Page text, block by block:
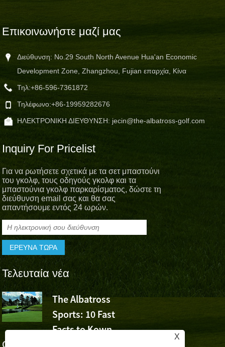
Επικοινωνήστε μαζί μας
Διεύθυνση: No.29 South North Avenue Hua'an Economic
Development Zone, Zhangzhou, Fujian επαρχία, Κίνα
Τηλ:+86-596-7361872
Τηλέφωνο:+86-19959282676
ΗΛΕΚΤΡΟΝΙΚΗ ΔΙΕΥΘΥΝΣΗ: jecin@the-albatross-golf.com
Inquiry For Pricelist
Για να ρωτήσετε σχετικά με τα σετ μπαστούνι
του γκολφ, τους οδηγούς γκολφ και τα
μπαστούνια γκολφ παρκαρίσματος, δώστε τη
διεύθυνση email σας και θα σας
απαντήσουμε εντός 24 ωρών.
Τελευταία νέα
The Albatross
Sports: 10 Fast
Facts to Kown
Golf (Μέρος 1)
Το
τη νίκη του Wu Ashun
X